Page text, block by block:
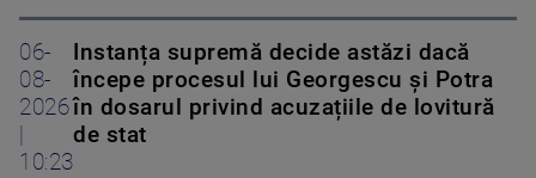
06-
08-
2026
10:23
Instanța supremă decide astăzi dacă
începe procesul lui Georgescu și Potra
în dosarul privind acuzațiile de lovitură
de stat